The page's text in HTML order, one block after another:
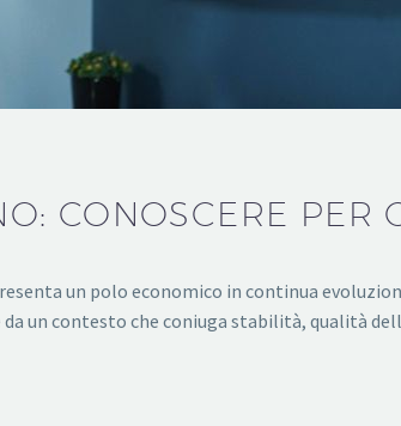
CONOSCERE PER
un polo economico in continua
un contesto che coniuga stabilità, qualità